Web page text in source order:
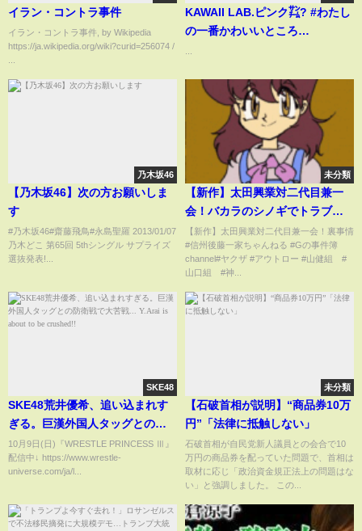
イラン・コントラ事件
イラン・コントラ事件, by Wikipedia
https://ja.wikipedia.org/wiki?curid=256074 /
KAWAII LAB.ピンク㌠? #わたし
の一番かわいいところ
乃木坂46
【乃木坂46】次の方お願いしま
す
#乃木坂46#齋藤飛鳥#永島聖羅 2013/01/07
乃木どこ 第65回 5thシングル サプライズ
選抜発表!...
未分類
【新作】太田興業対二代目兼一
会！バカラのシノギでトラブル
裏◯情
【新作】太田興業対二代目兼一会！裏事情
#信州後藤一家ちゃんねる #Gの事件簿
channel#ヤクザ #アウトロー #山健組 #
山口組 #神...
SKE48
SKE48荒井優希、追い込まれす
ぎる。巨漢外国人タッグとの防
衛戦で大苦戦... Y.Arai is about
to be crushed!!
10月9日(日)『WRESTLE PRINCESS Ⅲ』
配信中↓ https://www.wrestle-
universe.com/ja/l...
未分類
【石破首相が説明】“商品券10万
円”「法律に抵触しない」
石破首相が自民党新人議員との会合で10
万円の商品券を配っていた問題で、首相は
取材に応じ「政治資金規正法上の問題はな
い」と強調しました。 この...